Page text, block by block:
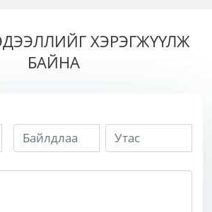
ХЭРЭГЖҮҮЛЖ
БАЙНА